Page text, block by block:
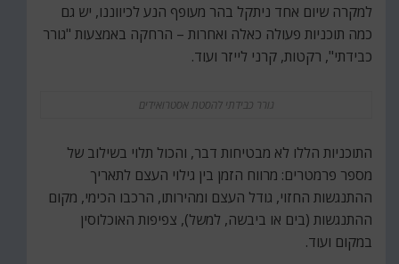
למקרה שיום אחד ניתקל בהר מעופף הנע לכיווננו, יש גם
כמה תוכניות פעולה כאלה ואחרות – הרחקה באמצעות "גורר
כבידתי", רקטות, קרני לייזר ועוד.
גורר כבידתי להסטת אסטרואידים
התוכניות הללו לא מבטיחות דבר, והכול תלוי בשילוב של
מספר פרמטרים: מרווח הזמן בין גילוי העצם לתאריך
ההתנגשות החזוי, גודל העצם ומהירותו, הרכבו הכימי, מקום
ההתנגשות (בים או ביבשה, למשל), צפיפות האוכלוסין
במקום ועוד.